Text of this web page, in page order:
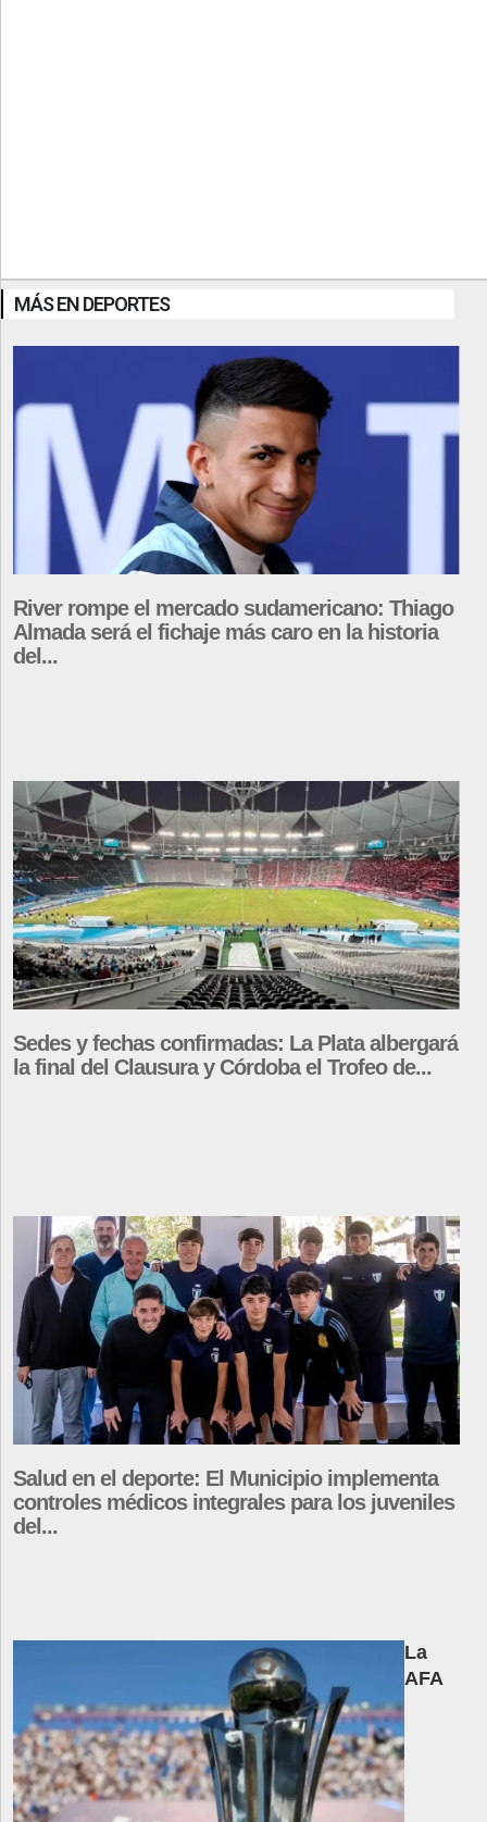
MÁS EN DEPORTES
River rompe el mercado sudamericano: Thiago
Almada será el fichaje más caro en la historia
del...
Sedes y fechas confirmadas: La Plata albergará
la final del Clausura y Córdoba el Trofeo de...
Salud en el deporte: El Municipio implementa
controles médicos integrales para los juveniles
del...
La
AFA